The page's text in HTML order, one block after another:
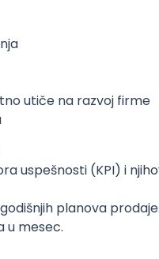
utiče na razvoj firme
uspešnosti (KPI) i
planova
u mesec.